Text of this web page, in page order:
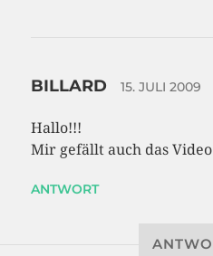
BILLARD 15. JULI 2009
Hallo!!!
Mir gefällt auch das
ANTWORT